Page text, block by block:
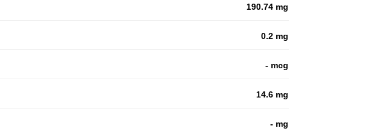
190.74 mg
0.2 mg
- mcg
14.6 mg
- mg